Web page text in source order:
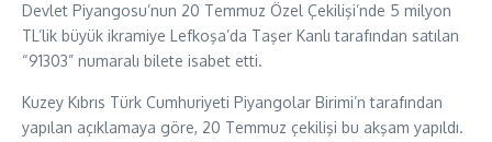
Devlet Piyangosu’nun 20 Temmuz Özel Çekilişi’nde 5 milyon
TL’lik büyük ikramiye Lefkoşa’da Taşer Kanlı tarafından satılan
“91303” numaralı bilete isabet etti.
Kuzey Kıbrıs Türk Cumhuriyeti Piyangolar Birimi’n tarafından
yapılan açıklamaya göre, 20 Temmuz çekilişi bu akşam yapıldı.